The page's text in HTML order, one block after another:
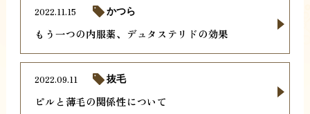
もう一つの内服薬、デュタステリドの効果
2022.11.15 かつら
ピルと薄毛の関係性について
2022.09.11 抜毛